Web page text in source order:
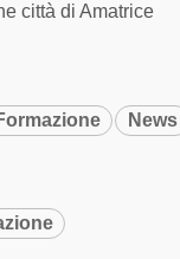
città di Amatrice
News